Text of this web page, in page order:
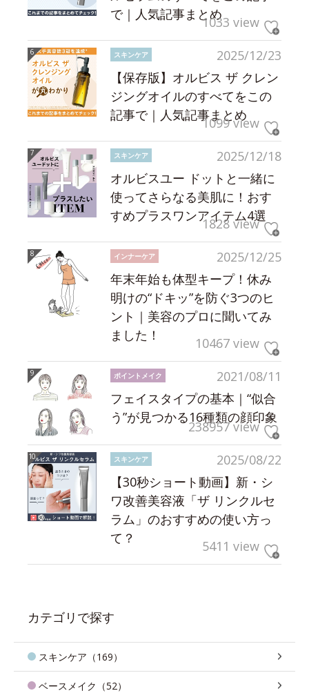
で｜人気記事まとめ1033 view
2025/12/23
スキンケア
【保存版】オルビス ザ クレン
ジングオイルのすべてをこの
記事で｜人気記事まとめ
1099 view
2025/12/18
スキンケア
オルビスユー ドットと一緒に
使ってさらなる美肌に！おす
すめプラスワンアイテム4選
1828 view
2025/12/25
インナーケア
年末年始も体型キープ！休み
明けの“ドキッ”を防ぐ3つのヒ
ント｜美容のプロに聞いてみ
ました！
10467 view
2021/08/11
ポイントメイク
フェイスタイプの基本｜“似合
う”が見つかる16種類の顔印象
238957 view
2025/08/22
スキンケア
【30秒ショート動画】新・シ
ワ改善美容液「ザ リンクルセ
ラム」のおすすめの使い方っ
て？
5411 view
カテゴリで探す
スキンケア（169）
ベースメイク（52）